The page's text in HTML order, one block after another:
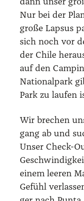
dann unser
Nur bei der
gro­ße Lap­sus
sich noch vor
der Chi­le
auf den
Natio­nal­park
Park zu lau­fen
Wir bre­chen
gang ab und
Unser Check-
einem lee­ren
Gefühl